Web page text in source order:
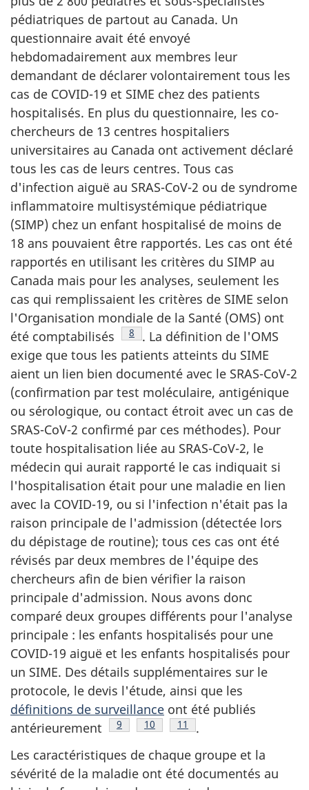
pédiatriques de partout au Canada. Un
questionnaire avait été envoyé
hebdomadairement aux membres leur
demandant de déclarer volontairement tous les
cas de COVID-19 et SIME chez des patients
hospitalisés. En plus du questionnaire, les co-
chercheurs de 13 centres hospitaliers
universitaires au Canada ont activement déclaré
tous les cas de leurs centres. Tous cas
d'infection aiguë au SRAS-CoV-2 ou de syndrome
inflammatoire multisystémique pédiatrique
(SIMP) chez un enfant hospitalisé de moins de
18 ans pouvaient être rapportés. Les cas ont été
rapportés en utilisant les critères du SIMP au
Canada mais pour les analyses, seulement les
cas qui remplissaient les critères de SIME selon
l'Organisation mondiale de la Santé (OMS) ont
été comptabilisés
Note de bas de page
8
. La définition de l'OMS
exige que tous les patients atteints du SIME
aient un lien bien documenté avec le SRAS-CoV-2
(confirmation par test moléculaire, antigénique
ou sérologique, ou contact étroit avec un cas de
SRAS-CoV-2 confirmé par ces méthodes). Pour
toute hospitalisation liée au SRAS-CoV-2, le
médecin qui aurait rapporté le cas indiquait si
l'hospitalisation était pour une maladie en lien
avec la COVID-19, ou si l'infection n'était pas la
raison principale de l'admission (détectée lors
du dépistage de routine); tous ces cas ont été
révisés par deux membres de l'équipe des
chercheurs afin de bien vérifier la raison
principale d'admission. Nous avons donc
comparé deux groupes différents pour l'analyse
principale : les enfants hospitalisés pour une
COVID-19 aiguë et les enfants hospitalisés pour
un SIME. Des détails supplémentaires sur le
protocole, le devis l'étude, ainsi que les
définitions de surveillance ont été publiés
antérieurement
Note de bas de page
9 Note de bas de page
10 Note de bas de page
11
.
Les caractéristiques de chaque groupe et la
sévérité de la maladie ont été documentés au